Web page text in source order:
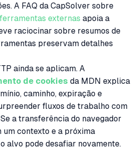
A FAQ da CapSolver sobre
externas apoia a
raciocinar sobre resumos de
preservam detalhes
ainda se aplicam. A
de cookies da MDN explica
caminho, expiração e
fluxos de trabalho com
a transferência do navegador
contexto e a próxima
alvo pode desafiar novamente.